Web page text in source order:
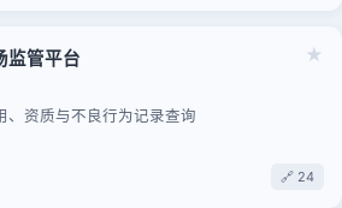
★
监管平台
、资质与不良行为记录查询
🔗 24